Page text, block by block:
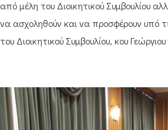
από μέλη του Διοικητικού Συμβουλίου
να ασχοληθούν και να προσφέρουν υπό
του Διοικητικού Συμβουλίου, κου